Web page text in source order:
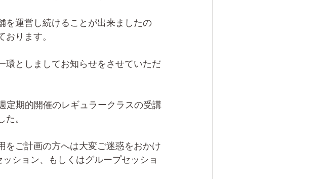
を運営し続けることが出来ましたの
ります。
環としましてお知らせをさせていただ
定期的開催のレギュラークラスの受講
。
をご計画の方へは大変ご迷惑をおかけ
ション、もしくはグループセッショ